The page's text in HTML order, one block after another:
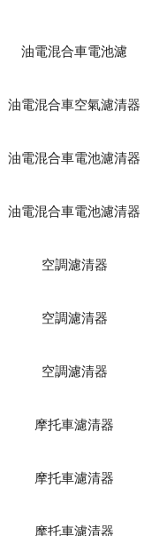
油電混合車電池濾
油電混合車空氣濾清器
油電混合車電池濾清器
油電混合車電池濾清器
空調濾清器
空調濾清器
空調濾清器
摩托車濾清器
摩托車濾清器
摩托車濾清器